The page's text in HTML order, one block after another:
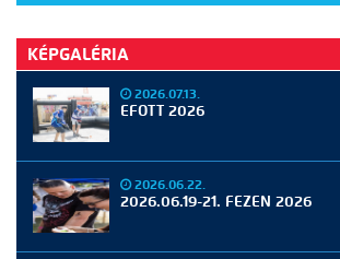
KÉPGALÉRIA
2026.07.13.
EFOTT 2026
2026.06.22.
2026.06.19-21. FEZEN 2026